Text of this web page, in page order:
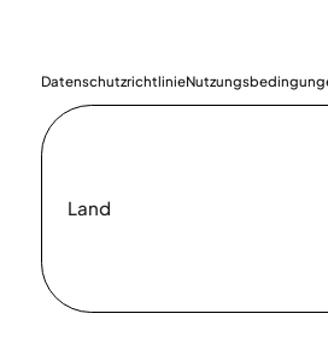
Datenschutzrichtlinie
Land